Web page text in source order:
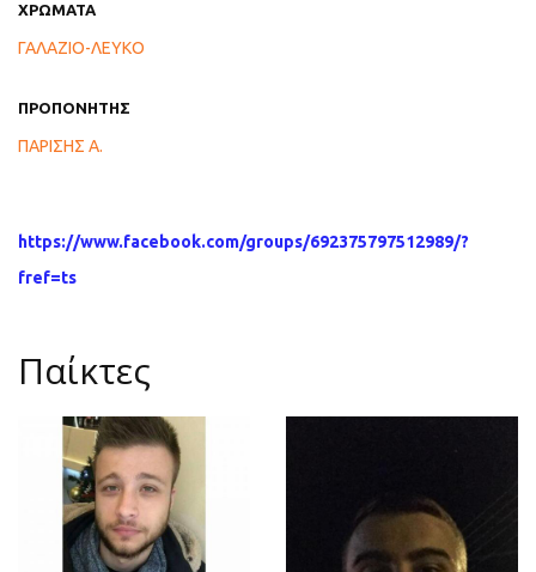
ΧΡΩΜΑΤΑ
ΓΑΛΑΖΙΟ-ΛΕΥΚΟ
ΠΡΟΠΟΝΗΤΗΣ
ΠΑΡΙΣΗΣ Α.
https://www.facebook.com/groups/692375797512989/?
fref=ts
Παίκτες